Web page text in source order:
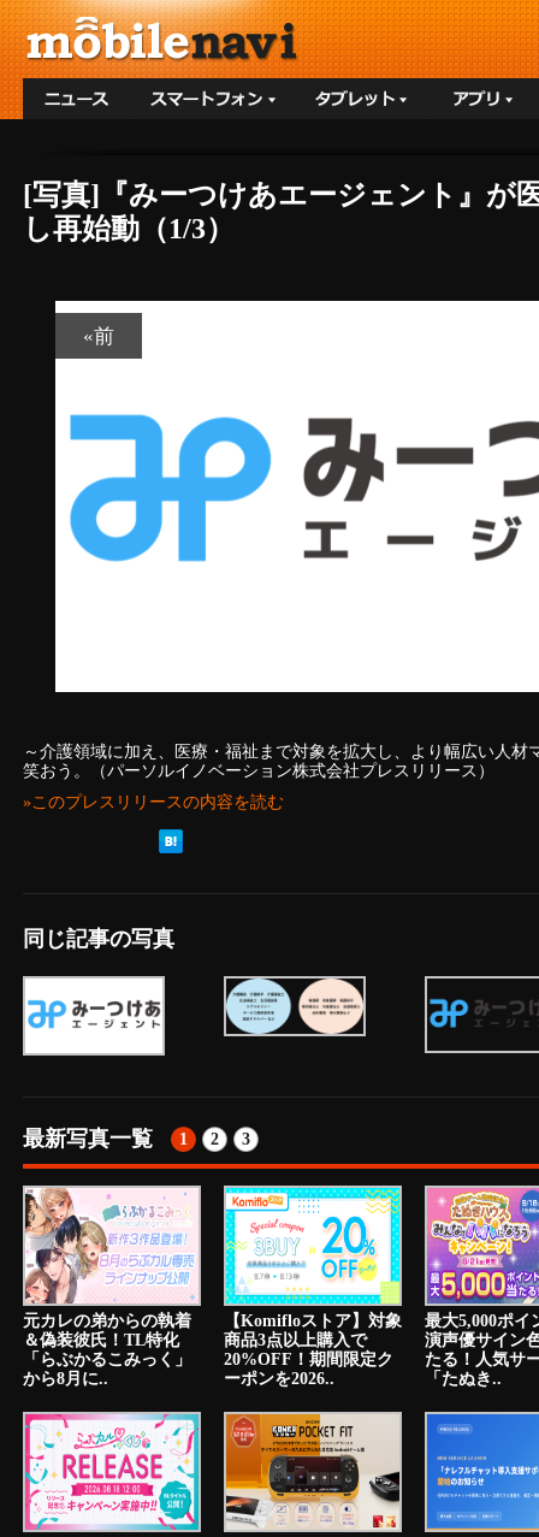
[写真]『みーつけあエージェント』が
し再始動（1/3）
«前
～介護領域に加え、医療・福祉まで対象を拡大し、より幅広い人材
笑おう。（パーソルイノベーション株式会社プレスリリース）
»このプレスリリースの内容を読む
同じ記事の写真
最新写真一覧 1 2 3
元カレの弟からの執着
＆偽装彼氏！TL特化
「らぶかるこみっく」
から8月に..
【Komifloストア】対象
商品3点以上購入で
20%OFF！期間限定ク
ーポンを2026..
最大5,000ポイ
演声優サイン
たる！人気サ
「たぬき..